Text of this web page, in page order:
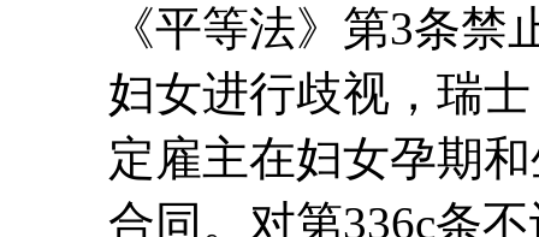
《平等法》第3条
妇女进行歧视，瑞
定雇主在妇女孕期
合同。对第336c条